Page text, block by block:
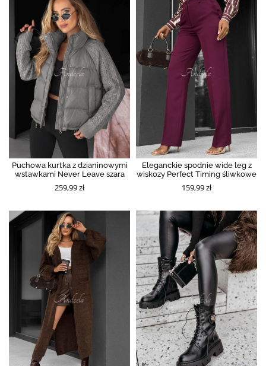
Puchowa kurtka z dzianinowymi
wstawkami Never Leave szara
259,99 zł
Eleganckie spodnie wide leg z
wiskozy Perfect Timing śliwkowe
159,99 zł